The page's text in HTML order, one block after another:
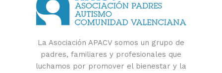
La Asociación APACV somos un grupo de
padres, familiares y profesionales que
luchamos por promover el bienestar y la